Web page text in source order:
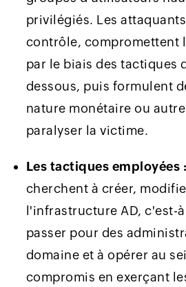
privilégiés. Les
contrôle, compromettent
par le biais des tactiques
dessous, puis formulent
nature monétaire ou
paralyser la victime.
Les tactiques employées :
cherchent à créer,
l'infrastructure AD, c'est-
passer pour des
domaine et à opérer au
compromis en exerçant